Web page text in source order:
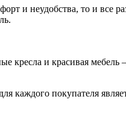
и неудобства, то и все
кресла и красивая мебель
покупателя